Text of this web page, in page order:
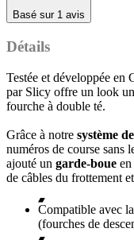
Basé sur 1 avis
Détails
Testée et développée
par Slicy offre un look
fourche à double té.
Grâce à notre système
numéros de course sans
ajouté un garde-boue
de câbles du frottement
Compatible avec
(fourches de